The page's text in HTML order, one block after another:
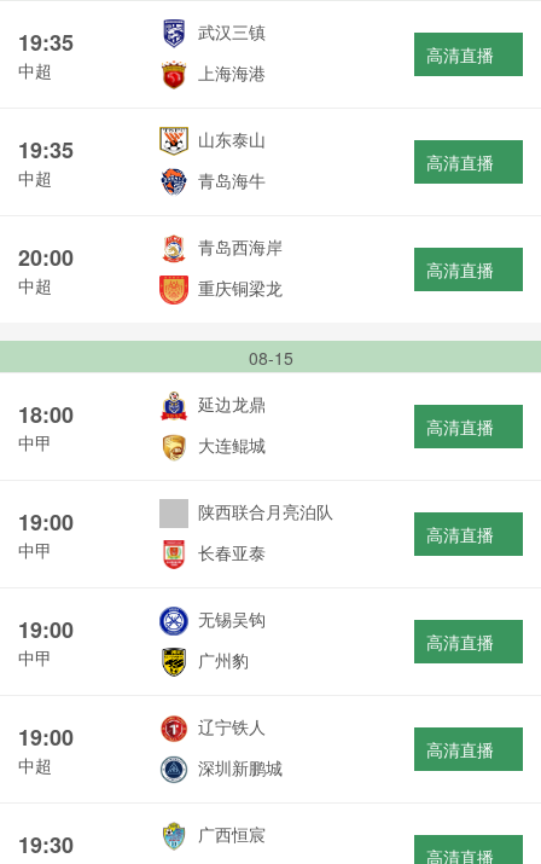
19:35
中超
武汉三镇
上海海港
高清直播
19:35
中超
山东泰山
青岛海牛
高清直播
20:00
中超
青岛西海岸
重庆铜梁龙
高清直播
08-15
18:00
中甲
延边龙鼎
大连鲲城
高清直播
19:00
中甲
陕西联合月亮泊队
长春亚泰
高清直播
19:00
中甲
无锡吴钩
广州豹
高清直播
19:00
中超
辽宁铁人
深圳新鹏城
高清直播
19:30
广西恒宸
高清直播